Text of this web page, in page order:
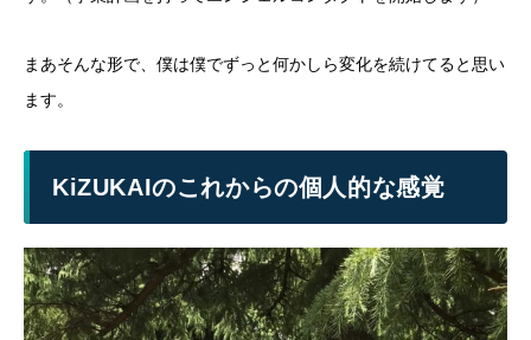
まあそんな形で、僕は僕でずっと何かしら変化を続けてると思い
ます。
KiZUKAIのこれからの個人的な感覚